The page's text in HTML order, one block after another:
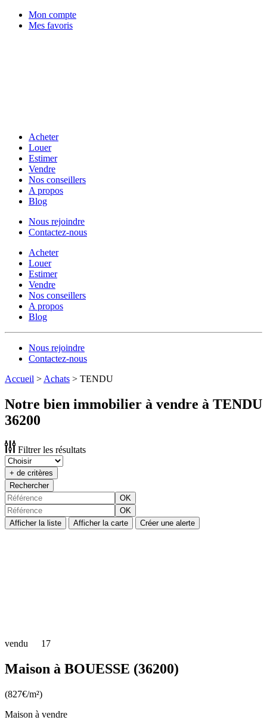
Mon compte
Mes favoris
Acheter
Louer
Estimer
Vendre
Nos conseillers
A propos
Blog
Nous rejoindre
Contactez-nous
Acheter
Louer
Estimer
Vendre
Nos conseillers
A propos
Blog
Nous rejoindre
Contactez-nous
Accueil > Achats > TENDU
Notre bien immobilier à vendre à TENDU
36200
Filtrer les résultats
+ de critères
Rechercher
OK
OK
Afficher la liste
Afficher la carte Créer une alerte
vendu 17
Maison à BOUESSE (36200)
(827€/m²)
Maison à vendre